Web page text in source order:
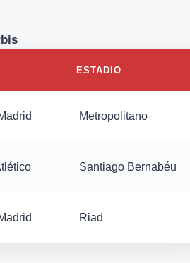
ESTADIO
Metropolitano
Santiago Bernabéu
Riad